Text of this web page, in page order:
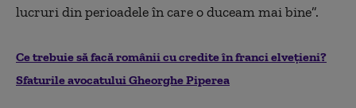
lucruri din perioadele în care o duceam mai bine”.
Ce trebuie să facă românii cu credite în franci elvețieni?
Sfaturile avocatului Gheorghe Piperea